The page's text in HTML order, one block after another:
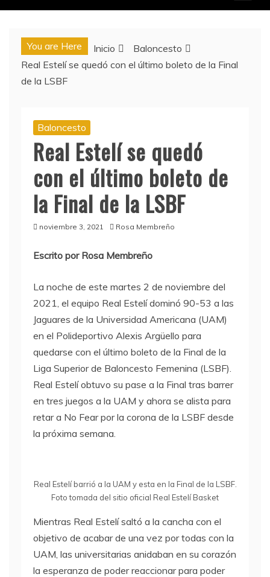
You are Here Inicio
Baloncesto
Real Estelí se quedó con el último boleto de la Final
de la LSBF
Baloncesto
Real Estelí se quedó
con el último boleto de
la Final de la LSBF
noviembre 3, 2021 Rosa Membreño
Escrito por Rosa Membreño
La noche de este martes 2 de noviembre del
2021, el equipo Real Estelí dominó 90-53 a las
Jaguares de la Universidad Americana (UAM)
en el Polideportivo Alexis Argüello para
quedarse con el último boleto de la Final de la
Liga Superior de Baloncesto Femenina (LSBF).
Real Estelí obtuvo su pase a la Final tras barrer
en tres juegos a la UAM y ahora se alista para
retar a No Fear por la corona de la LSBF desde
la próxima semana.
Real Estelí barrió a la UAM y esta en la Final de la LSBF.
Foto tomada del sitio oficial Real Estelí Basket
Mientras Real Estelí saltó a la cancha con el
objetivo de acabar de una vez por todas con la
UAM, las universitarias anidaban en su corazón
la esperanza de poder reaccionar para poder